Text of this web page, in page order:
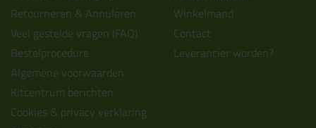
Retourneren & Annuleren
Veel gestelde vragen (FAQ)
Bestelprocedure
Algemene voorwaarden
Kitcentrum berichten
Cookies & privacy verklaring
Winkelmand
Contact
Leverancier worden?